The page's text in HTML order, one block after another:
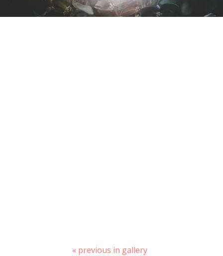
« previous in gallery